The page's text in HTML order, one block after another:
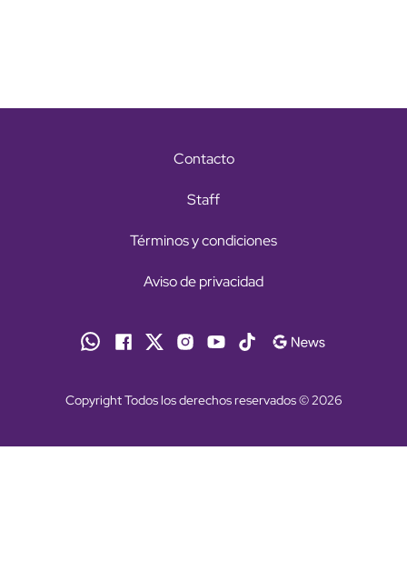
Contacto
Staff
Términos y condiciones
Aviso de privacidad
Copyright Todos los derechos reservados © 2026